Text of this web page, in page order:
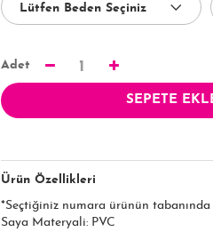
Adet 1
SEPETE
Ürün Özellikleri
*Seçtiğiniz numara ürünün tabanında
Saya Materyali: PVC